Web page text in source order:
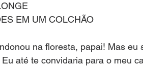
EM UM COLCHÃO
na floresta, papai! Mas
até te convidaria para o meu